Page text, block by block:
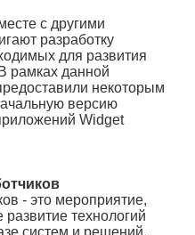
с другими
разработку
для развития
рамках данной
некоторым
версию
Widget
- это мероприятие,
технологий
систем и решений,